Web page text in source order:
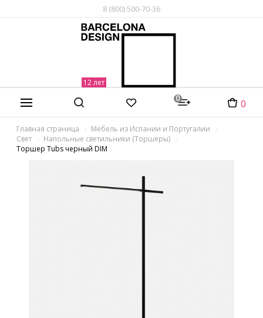
8 (800) 500-70-36
0 0
Главная страница
Мебель из Испании и Португалии
Свет
Напольные светильники (Торшеры)
Торшер Tubs черный DIM